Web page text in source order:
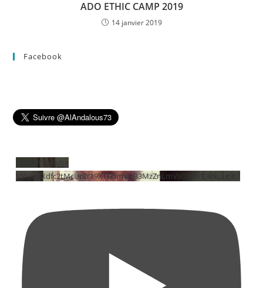
ADO ETHIC CAMP 2019
14 janvier 2019
Facebook
Vidéo YouTube
VVVMSXdfc2tMcUplY19XTG5mVDB3MzZnLmVsOHBYQkNLUndZ